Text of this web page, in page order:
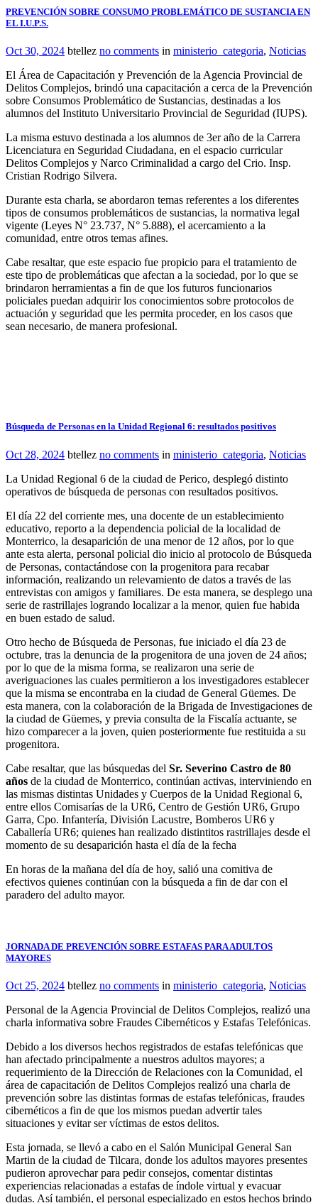
PREVENCIÓN SOBRE CONSUMO PROBLEMÁTICO DE SUSTANCIA EN
EL I.U.P.S.
Oct 30, 2024 btellez no comments in ministerio_categoria, Noticias
El Área de Capacitación y Prevención de la Agencia Provincial de
Delitos Complejos, brindó una capacitación a cerca de la Prevención
sobre Consumos Problemático de Sustancias, destinadas a los
alumnos del Instituto Universitario Provincial de Seguridad (IUPS).
La misma estuvo destinada a los alumnos de 3er año de la Carrera
Licenciatura en Seguridad Ciudadana, en el espacio curricular
Delitos Complejos y Narco Criminalidad a cargo del Crio. Insp.
Cristian Rodrigo Silvera.
Durante esta charla, se abordaron temas referentes a los diferentes
tipos de consumos problemáticos de sustancias, la normativa legal
vigente (Leyes N° 23.737, N° 5.888), el acercamiento a la
comunidad, entre otros temas afines.
Cabe resaltar, que este espacio fue propicio para el tratamiento de
este tipo de problemáticas que afectan a la sociedad, por lo que se
brindaron herramientas a fin de que los futuros funcionarios
policiales puedan adquirir los conocimientos sobre protocolos de
actuación y seguridad que les permita proceder, en los casos que
sean necesario, de manera profesional.
Búsqueda de Personas en la Unidad Regional 6: resultados positivos
Oct 28, 2024 btellez no comments in ministerio_categoria, Noticias
La Unidad Regional 6 de la ciudad de Perico, desplegó distinto
operativos de búsqueda de personas con resultados positivos.
El día 22 del corriente mes, una docente de un establecimiento
educativo, reporto a la dependencia policial de la localidad de
Monterrico, la desaparición de una menor de 12 años, por lo que
ante esta alerta, personal policial dio inicio al protocolo de Búsqueda
de Personas, contactándose con la progenitora para recabar
información, realizando un relevamiento de datos a través de las
entrevistas con amigos y familiares. De esta manera, se desplego una
serie de rastrillajes logrando localizar a la menor, quien fue habida
en buen estado de salud.
Otro hecho de Búsqueda de Personas, fue iniciado el día 23 de
octubre, tras la denuncia de la progenitora de una joven de 24 años;
por lo que de la misma forma, se realizaron una serie de
averiguaciones las cuales permitieron a los investigadores establecer
que la misma se encontraba en la ciudad de General Güemes. De
esta manera, con la colaboración de la Brigada de Investigaciones de
la ciudad de Güemes, y previa consulta de la Fiscalía actuante, se
hizo comparecer a la joven, quien posteriormente fue restituida a su
progenitora.
Cabe resaltar, que las búsquedas del Sr. Severino Castro de 80
años de la ciudad de Monterrico, continúan activas, interviniendo en
las mismas distintas Unidades y Cuerpos de la Unidad Regional 6,
entre ellos Comisarías de la UR6, Centro de Gestión UR6, Grupo
Garra, Cpo. Infantería, División Lacustre, Bomberos UR6 y
Caballería UR6; quienes han realizado distintitos rastrillajes desde el
momento de su desaparición hasta el día de la fecha
En horas de la mañana del día de hoy, salió una comitiva de
efectivos quienes continúan con la búsqueda a fin de dar con el
paradero del adulto mayor.
JORNADA DE PREVENCIÓN SOBRE ESTAFAS PARA ADULTOS
MAYORES
Oct 25, 2024 btellez no comments in ministerio_categoria, Noticias
Personal de la Agencia Provincial de Delitos Complejos, realizó una
charla informativa sobre Fraudes Cibernéticos y Estafas Telefónicas.
Debido a los diversos hechos registrados de estafas telefónicas que
han afectado principalmente a nuestros adultos mayores; a
requerimiento de la Dirección de Relaciones con la Comunidad, el
área de capacitación de Delitos Complejos realizó una charla de
prevención sobre las distintas formas de estafas telefónicas, fraudes
cibernéticos a fin de que los mismos puedan advertir tales
situaciones y evitar ser víctimas de estos delitos.
Esta jornada, se llevó a cabo en el Salón Municipal General San
Martin de la ciudad de Tilcara, donde los adultos mayores presentes
pudieron aprovechar para pedir consejos, comentar distintas
experiencias relacionadas a estafas de índole virtual y evacuar
dudas. Así también, el personal especializado en estos hechos brindo